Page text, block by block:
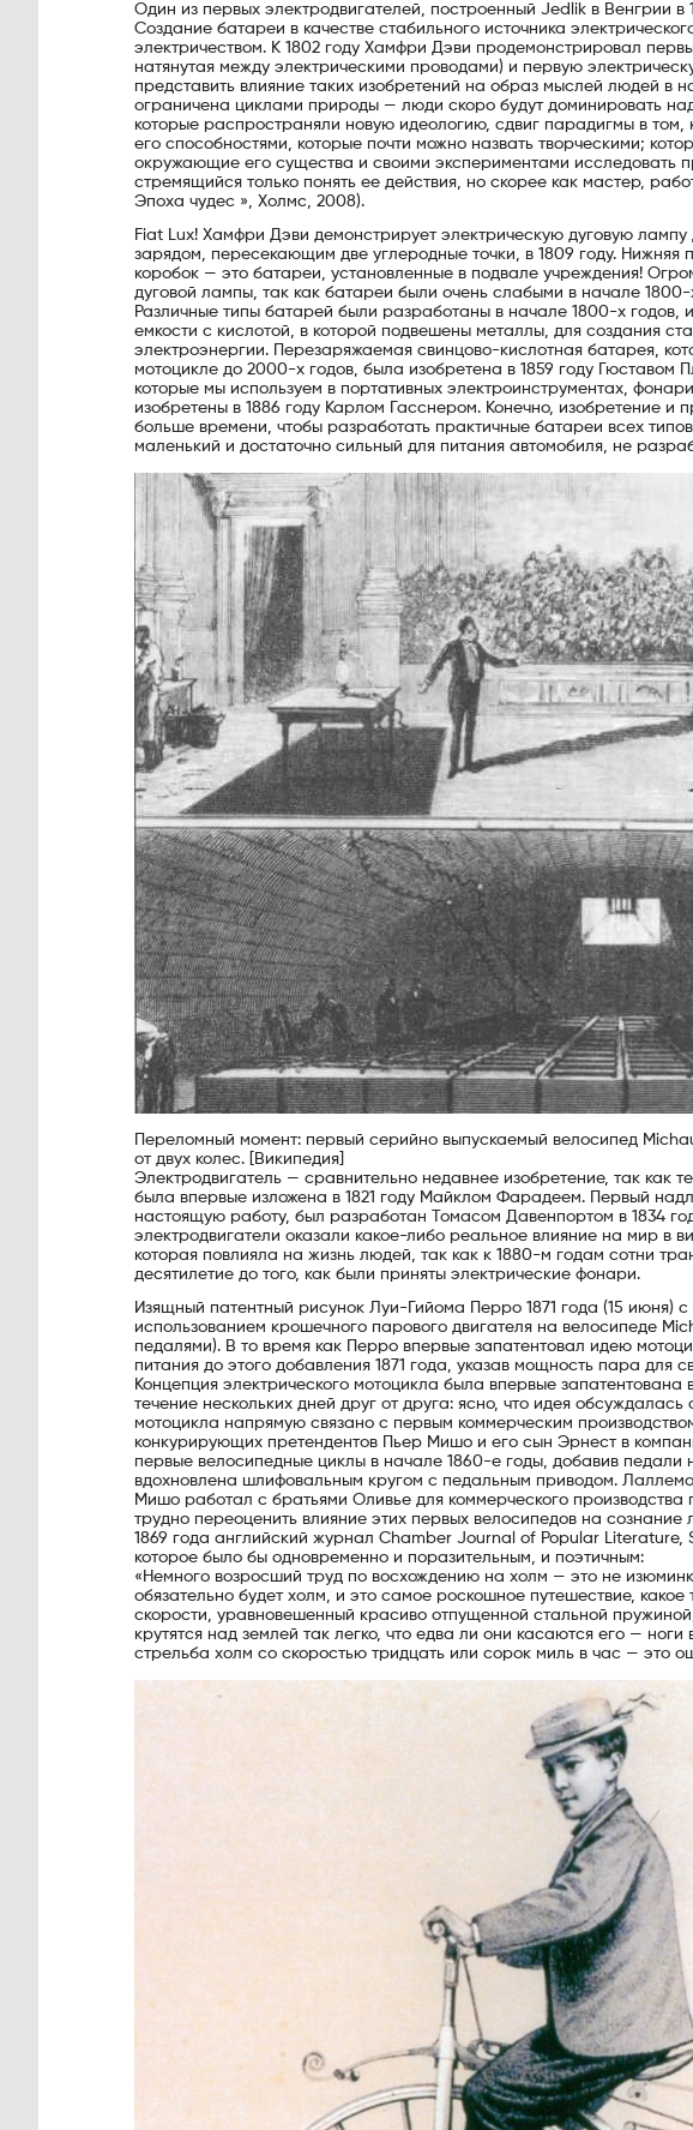
Один из первых электродвигателей, построенный Jedlik в Венгрии в
Создание батареи в качестве стабильного источника
электричеством. К 1802 году Хамфри Дэви продемонстрировал
натянутая между электрическими проводами) и первую
представить влияние таких изобретений на образ мыслей людей в
ограничена циклами природы — люди скоро будут доминировать
которые распространяли новую идеологию, сдвиг парадигмы в
его способностями, которые почти можно назвать творческими;
окружающие его существа и своими экспериментами исследовать
стремящийся только понять ее действия, но скорее как мастер,
Эпоха чудес », Холмс, 2008).
Fiat Lux! Хамфри Дэви демонстрирует электрическую дуговую лампу
зарядом, пересекающим две углеродные точки, в 1809 году.
коробок — это батареи, установленные в подвале учреждения!
дуговой лампы, так как батареи были очень слабыми в начале 1800-
Различные типы батарей были разработаны в начале 1800-х годов,
емкости с кислотой, в которой подвешены металлы, для создания
электроэнергии. Перезаряжаемая свинцово-кислотная батарея,
мотоцикле до 2000-х годов, была изобретена в 1859 году Гюставом
которые мы используем в портативных электроинструментах,
изобретены в 1886 году Карлом Гасснером. Конечно, изобретение
больше времени, чтобы разработать практичные батареи всех
маленький и достаточно сильный для питания автомобиля, не
Переломный момент: первый серийно выпускаемый велосипед
от двух колес. [Википедия]
Электродвигатель — сравнительно недавнее изобретение, так как
была впервые изложена в 1821 году Майклом Фарадеем. Первый
настоящую работу, был разработан Томасом Давенпортом в 1834
электродвигатели оказали какое-либо реальное влияние на мир в
которая повлияла на жизнь людей, так как к 1880-м годам сотни
десятилетие до того, как были приняты электрические фонари.
Изящный патентный рисунок Луи-Гийома Перро 1871 года (15 июня)
использованием крошечного парового двигателя на велосипеде
педалями). В то время как Перро впервые запатентовал идею
питания до этого добавления 1871 года, указав мощность пара для
Концепция электрического мотоцикла была впервые
течение нескольких дней друг от друга: ясно, что идея
мотоцикла напрямую связано с первым коммерческим
конкурирующих претендентов Пьер Мишо и его сын Эрнест в
первые велосипедные циклы в начале 1860-е годы, добавив
вдохновлена ​​шлифовальным кругом с педальным приводом.
Мишо работал с братьями Оливье для коммерческого производства
трудно переоценить влияние этих первых велосипедов на
1869 года английский журнал Chamber Journal of Popular Literature,
которое было бы одновременно и поразительным, и поэтичным:
«Немного возросший труд по восхождению на холм — это не
обязательно будет холм, и это самое роскошное путешествие,
скорости, уравновешенный красиво отпущенной стальной
крутятся над землей так легко, что едва ли они касаются его —
стрельба холм со скоростью тридцать или сорок миль в час — это